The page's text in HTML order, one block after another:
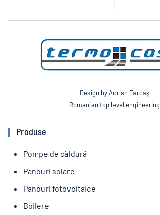
Design by Adrian Farcaş
Romanian top level engineering
Produse
Pompe de căldură
Panouri solare
Panouri fotovoltaice
Boilere